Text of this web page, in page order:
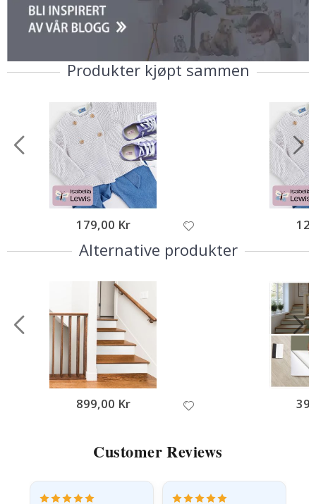
Produkter kjøpt sammen
179,00 Kr
Alternative produkter
899,00 Kr
Customer Reviews